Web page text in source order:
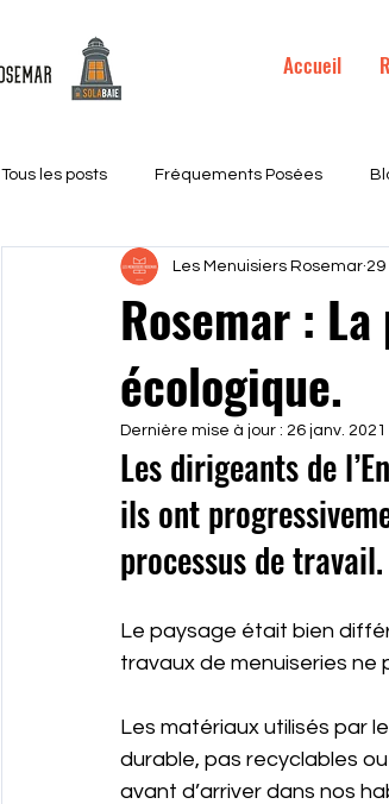
Accueil
Tous les posts Fréquements Posées
Financement & Devis Nos Produits
Volet Roulant
Guides & conseils
Rosemar :
écologique.
Les Menuisiers Rosemar 29
Dernière mise à jour : 26 janv. 2021
Les dirigeants de
ils ont
processus de travail.
Le paysage était bien
travaux de menuiseries
Les matériaux utilisés par
durable, pas recyclables
avant d’arriver dans nos